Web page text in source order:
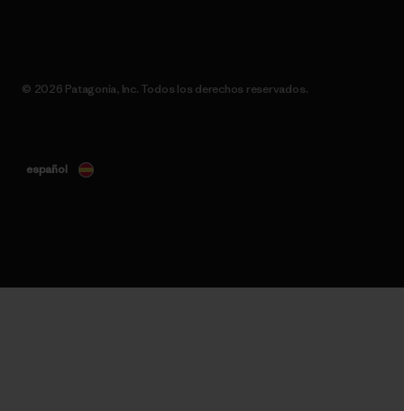
© 2026 Patagonia, Inc. Todos los derechos reservados.
español